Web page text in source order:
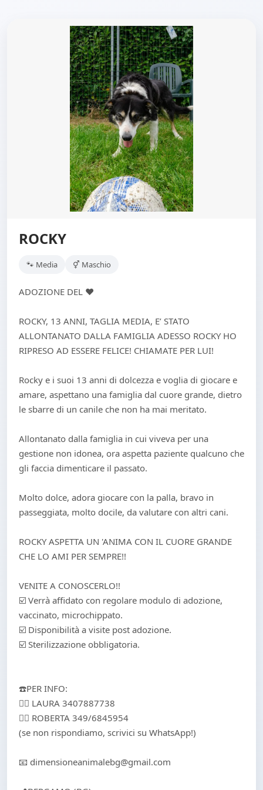
ROCKY
🐾 Media ⚥ Maschio
ADOZIONE DEL ❤️
ROCKY, 13 ANNI, TAGLIA MEDIA, E’ STATO
ALLONTANATO DALLA FAMIGLIA ADESSO ROCKY HO
RIPRESO AD ESSERE FELICE! CHIAMATE PER LUI!
Rocky e i suoi 13 anni di dolcezza e voglia di giocare e
amare, aspettano una famiglia dal cuore grande, dietro
le sbarre di un canile che non ha mai meritato.
Allontanato dalla famiglia in cui viveva per una
gestione non idonea, ora aspetta paziente qualcuno che
gli faccia dimenticare il passato.
Molto dolce, adora giocare con la palla, bravo in
passeggiata, molto docile, da valutare con altri cani.
ROCKY ASPETTA UN 'ANIMA CON IL CUORE GRANDE
CHE LO AMI PER SEMPRE!!
VENITE A CONOSCERLO!!
☑️ Verrà affidato con regolare modulo di adozione,
vaccinato, microchippato.
☑️ Disponibilità a visite post adozione.
☑️ Sterilizzazione obbligatoria.
☎️PER INFO:
👉🏻 LAURA ‪3407887738
👉🏻 ROBERTA 349/6845954
(se non rispondiamo, scrivici su WhatsApp!)
📧 dimensioneanimalebg@gmail.com